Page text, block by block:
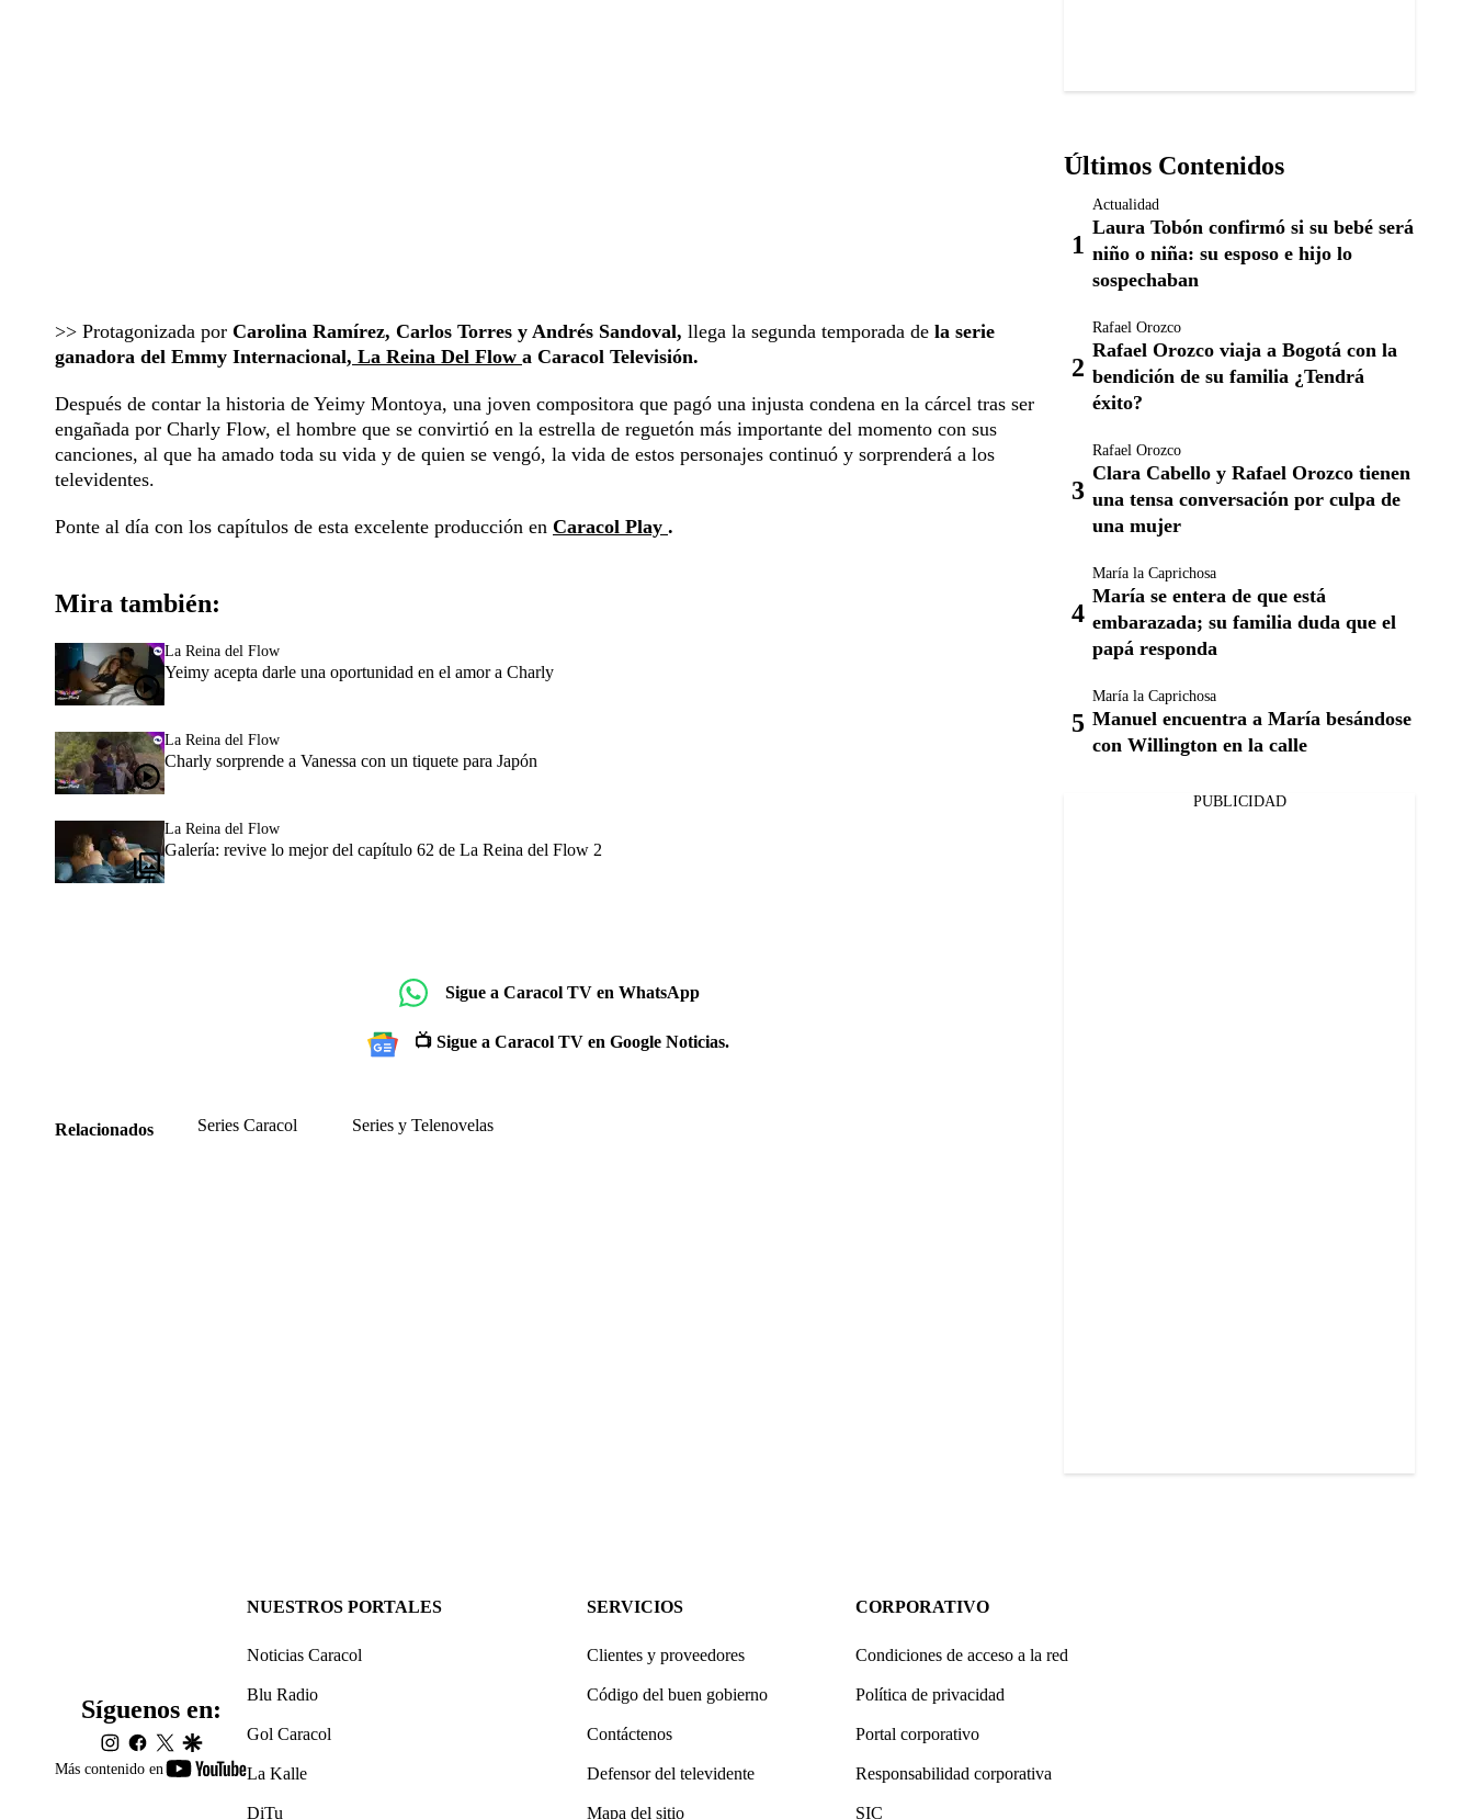
>> Protagonizada por Carolina Ramírez, Carlos Torres y Andrés Sandoval, llega la segunda temporada de la serie
ganadora del Emmy Internacional, La Reina Del Flow a Caracol Televisión.
Después de contar la historia de Yeimy Montoya, una joven compositora que pagó una injusta condena en la cárcel tras ser
engañada por Charly Flow, el hombre que se convirtió en la estrella de reguetón más importante del momento con sus
canciones, al que ha amado toda su vida y de quien se vengó, la vida de estos personajes continuó y sorprenderá a los
televidentes.
Ponte al día con los capítulos de esta excelente producción en Caracol Play .
Mira también:
La Reina del Flow
Yeimy acepta darle una oportunidad en el amor a Charly
La Reina del Flow
Charly sorprende a Vanessa con un tiquete para Japón
La Reina del Flow
Galería: revive lo mejor del capítulo 62 de La Reina del Flow 2
Sigue a Caracol TV en WhatsApp
📺 Sigue a Caracol TV en Google Noticias.
Relacionados Series Caracol Series y Telenovelas
Últimos Contenidos
Actualidad
Laura Tobón confirmó si su bebé será
niño o niña: su esposo e hijo lo
sospechaban
Rafael Orozco
Rafael Orozco viaja a Bogotá con la
bendición de su familia ¿Tendrá
éxito?
Rafael Orozco
Clara Cabello y Rafael Orozco tienen
una tensa conversación por culpa de
una mujer
María la Caprichosa
María se entera de que está
embarazada; su familia duda que el
papá responda
María la Caprichosa
Manuel encuentra a María besándose
con Willington en la calle
PUBLICIDAD
Más contenido en
youtube-
Síguenos en:
instagram
facebook
twittergoogle
NUESTROS PORTALES
Noticias Caracol
Blu Radio
Gol Caracol
La Kalle
DiTu
SERVICIOS
Clientes y proveedores
Código del buen gobierno
Contáctenos
Defensor del televidente
Mapa del sitio
CORPORATIVO
Condiciones de acceso a la red
Política de privacidad
Portal corporativo
Responsabilidad corporativa
SIC